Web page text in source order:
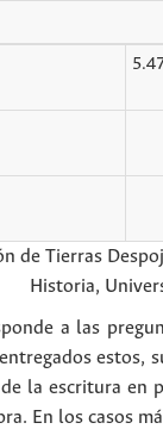
de Tierras
Historia,
a las
la escritura
En los casos